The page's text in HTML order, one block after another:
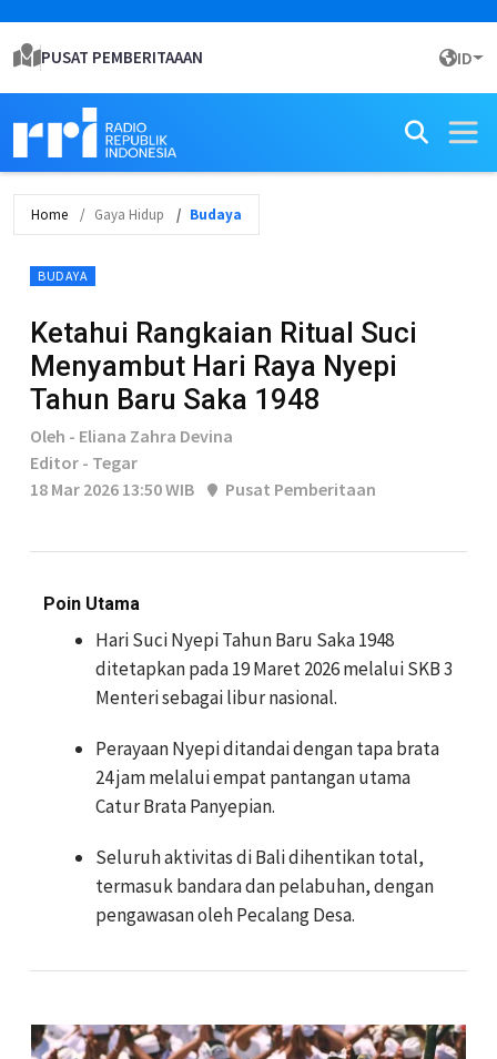
PUSAT PEMBERITAAAN ID
Home Gaya Hidup Budaya
BUDAYA
Ketahui Rangkaian Ritual Suci
Menyambut Hari Raya Nyepi
Tahun Baru Saka 1948
Oleh - Eliana Zahra Devina
Editor - Tegar
18 Mar 2026 13:50 WIB
Pusat Pemberitaan
Poin Utama
Hari Suci Nyepi Tahun Baru Saka 1948
ditetapkan pada 19 Maret 2026 melalui SKB 3
Menteri sebagai libur nasional.
Perayaan Nyepi ditandai dengan tapa brata
24 jam melalui empat pantangan utama
Catur Brata Panyepian.
Seluruh aktivitas di Bali dihentikan total,
termasuk bandara dan pelabuhan, dengan
pengawasan oleh Pecalang Desa.